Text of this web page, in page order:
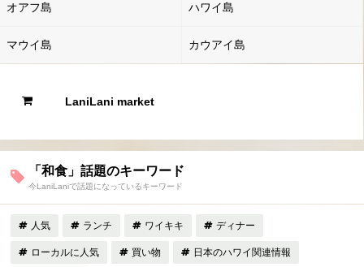
オアフ島 ハワイ島
マウイ島 カウアイ島
LaniLani market
「和食」話題のキーワード
今LaniLaniで話題になっているキーワード
人気 ランチ ワイキキ ディナー
ローカルに人気 買い物 日本のハワイ関連情報